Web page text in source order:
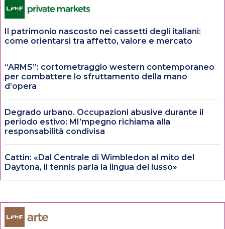
Il patrimonio nascosto nei cassetti degli italiani:
come orientarsi tra affetto, valore e mercato
“ARMS”: cortometraggio western contemporaneo
per combattere lo sfruttamento della mano
d’opera
Degrado urbano. Occupazioni abusive durante il
periodo estivo: MI’mpegno richiama alla
responsabilità condivisa
Cattin: «Dal Centrale di Wimbledon al mito del
Daytona, il tennis parla la lingua del lusso»